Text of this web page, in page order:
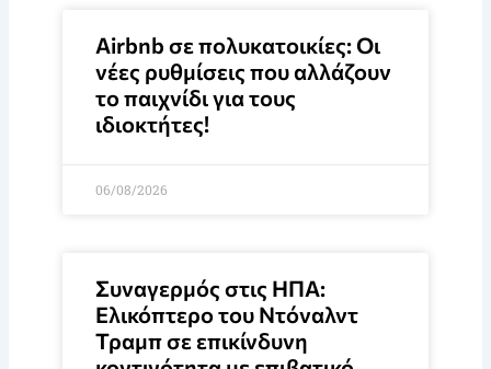
Airbnb σε πολυκατοικίες: Οι
νέες ρυθμίσεις που αλλάζουν
το παιχνίδι για τους
ιδιοκτήτες!
06/08/2026
Συναγερμός στις ΗΠΑ:
Ελικόπτερο του Ντόναλντ
Τραμπ σε επικίνδυνη